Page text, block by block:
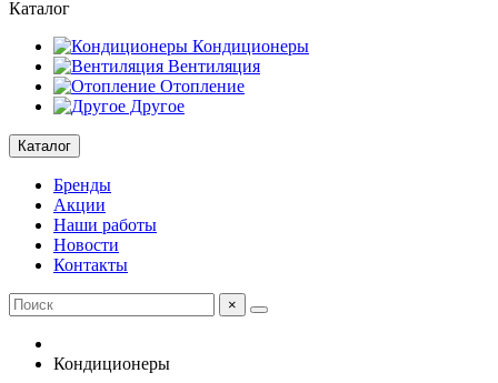
Каталог
Кондиционеры
Вентиляция
Отопление
Другое
Каталог
Бренды
Акции
Наши работы
Новости
Контакты
×
Кондиционеры